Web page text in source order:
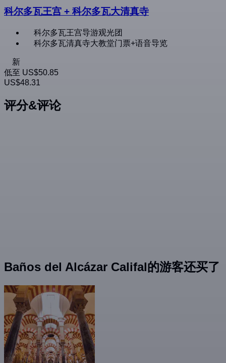
科尔多瓦王宫 + 科尔多瓦大清真寺
科尔多瓦王宫导游观光团
科尔多瓦清真寺大教堂门票+语音导览
新
低至 US$50.85
US$48.31
评分&评论
Baños del Alcázar Califal的游客还买了